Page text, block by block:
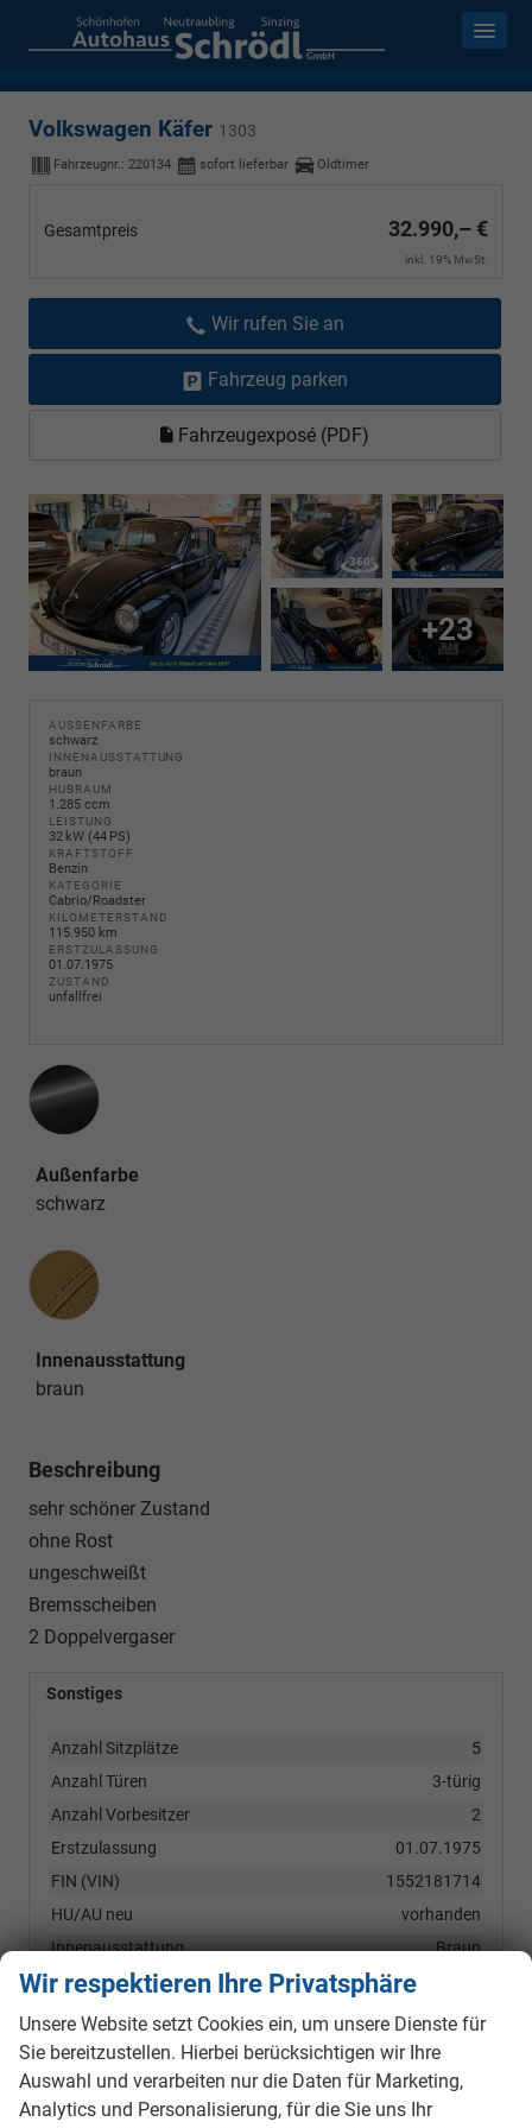
Volkswagen Käfer 1303
Fahrzeugnr.: 220134 sofort lieferbar Oldtimer
Gesamtpreis 32.990,– €
inkl. 19% MwSt.
Wir rufen Sie an
Fahrzeug parken
Fahrzeugexposé (PDF)
+23
AUSSENFARBE
schwarz
INNENAUSSTATTUNG
braun
HUBRAUM
1.285 ccm
LEISTUNG
32 kW (44 PS)
KRAFTSTOFF
Benzin
KATEGORIE
Cabrio/Roadster
KILOMETERSTAND
115.950 km
ERSTZULASSUNG
01.07.1975
ZUSTAND
unfallfrei
Außenfarbe
schwarz
Innenausstattung
Innenausstattung
braun
Beschreibung
sehr schöner Zustand
ohne Rost
ungeschweißt
Bremsscheiben
2 Doppelvergaser
Sonstiges
Anzahl Sitzplätze
5
Anzahl Türen
3-türig
Anzahl Vorbesitzer
2
Erstzulassung
01.07.1975
FIN (VIN)
1552181714
HU/AU neu
vorhanden
Innenausstattung
Braun
Kilometerstand
Kraftstoff: emissionsärmster
Benzin
Kraftstoff: unterstützte
Benzin
Lackierung
Metallic
Nichtraucher-Fahrzeug
vorhanden
Wir respektieren Ihre Privatsphäre
Unsere Website setzt Cookies ein, um unsere Dienste für
Sie bereitzustellen. Hierbei berücksichtigen wir Ihre
Auswahl und verarbeiten nur die Daten für Marketing,
Analytics und Personalisierung, für die Sie uns Ihr